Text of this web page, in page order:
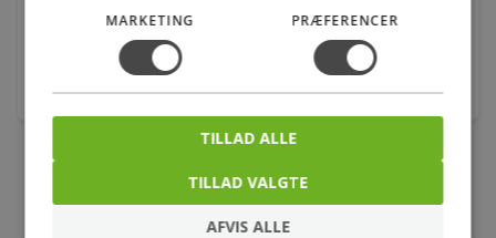
154,00 kr.
stk.
MARKETING PRÆFERENCER
TILLAD VALGTE
TILLAD ALLE
AFVIS ALLE